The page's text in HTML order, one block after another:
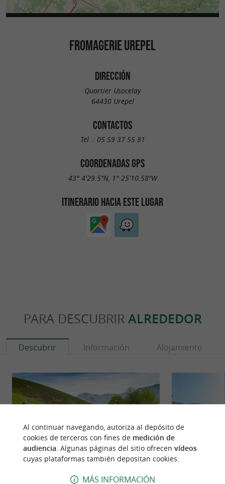
FROMAGERIE UREPEL
DIRECCIÓN
Quartier Usocelay
64430 Urepel
CONTACTOS
Tel. : 05 59 37 55 81
COORDENADAS GPS
43° 4'29.5"N, 1° 25'10.58"W
ITINERARIO HACIA ESTE LUGAR
PARA DESCUBRIR ALREDEDOR
Descubrir Información Alojamiento
Al continuar navegando, autoriza al depósito de
cookies de terceros con fines de medición de
audiencia . Algunas páginas del sitio ofrecen vídeos
cuyas plataformas también depositan cookies.
MÁS INFORMACIÓN